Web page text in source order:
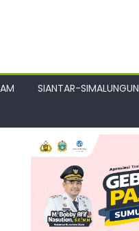
SIANTAR-SIMALUNGUN